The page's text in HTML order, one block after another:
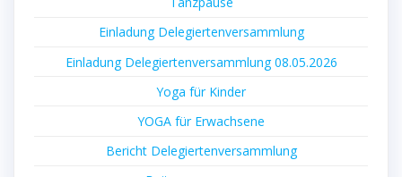
Ein­la­dung Delegiertenversammlung
Ein­la­dung Dele­gier­ten­ver­samm­lung 08.05.2026
Yoga für Kinder
YOGA für Erwachsene
Bericht Dele­gier­ten­ver­samm­lung